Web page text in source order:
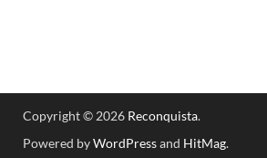
Copyright © 2026 Reconquista.
Powered byWordPressand HitMag.